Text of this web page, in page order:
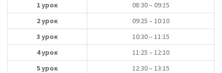
1 урок
08:30 – 09:15
2 урок
09:25 – 10:10
3 урок
10:30 – 11:15
4 урок
11:25 – 12:10
5 урок
12:30 – 13:15